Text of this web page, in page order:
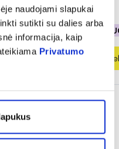
naudojami slapukai
sutikti su dalies arba
informacija, kaip
Privatumo
11,49 €
% PAPILDOMA
Į